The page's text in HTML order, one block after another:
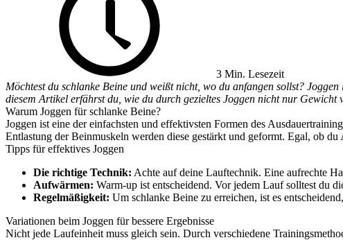
3 Min. Lesezeit
Möchtest du schlanke Beine und weißt nicht, wo du anfangen sollst?
diesem Artikel erfährst du, wie du durch gezieltes Joggen nicht nur
Warum Joggen für schlanke Beine?
Joggen ist eine der einfachsten und effektivsten Formen des
Entlastung der Beinmuskeln werden diese gestärkt und geformt. Egal, ob
Tipps für effektives Joggen
Die richtige Technik: Achte auf deine Lauftechnik. Eine aufrechte
Aufwärmen: Warm-up ist entscheidend. Vor jedem Lauf solltest du
Regelmäßigkeit: Um schlanke Beine zu erreichen, ist es
Variationen beim Joggen für bessere Ergebnisse
Nicht jede Laufeinheit muss gleich sein. Durch verschiedene